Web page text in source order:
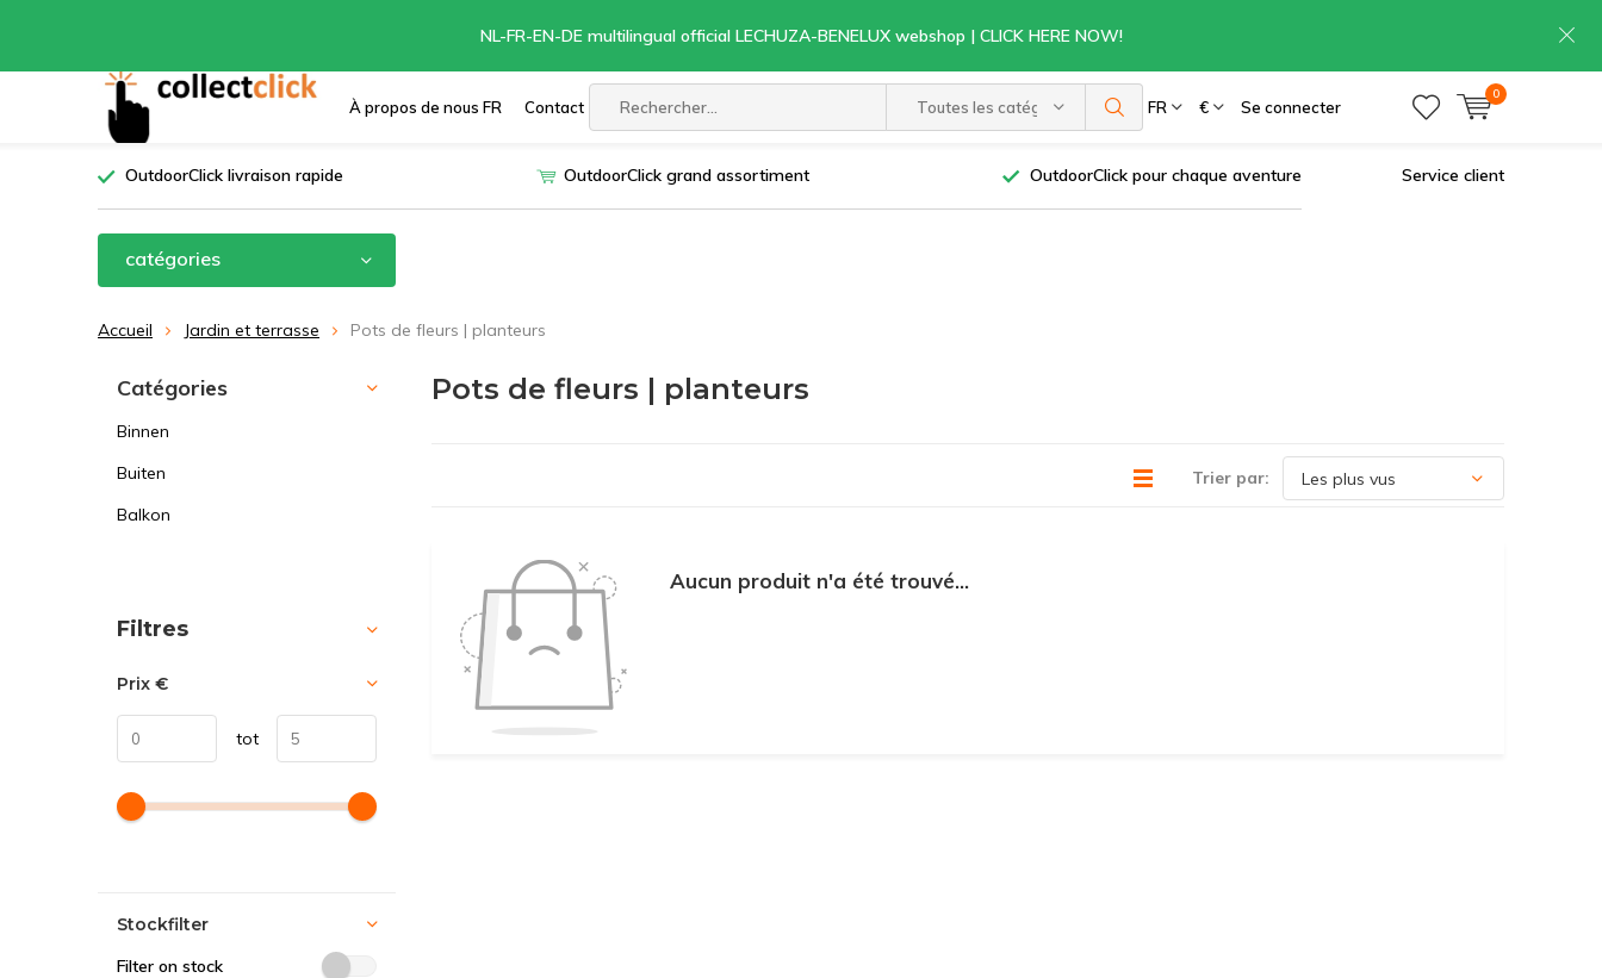
À propos de nous FR Contact Toutes les catégories FR € Se connecter
0
NL-FR-EN-DE multilingual official LECHUZA-BENELUX webshop | CLICK HERE NOW!
OutdoorClick livraison rapide OutdoorClick grand assortiment OutdoorClick pour chaque aventure Service client
catégories
Accueil Jardin et terrasse Pots de fleurs | planteurs
Pots de fleurs | planteurs
Trier par:
Aucun produit n'a été trouvé...
Catégories
Binnen
Buiten
Balkon
Trier par:
Filtres
Prix €
tot
Stockfilter
Filter on stock